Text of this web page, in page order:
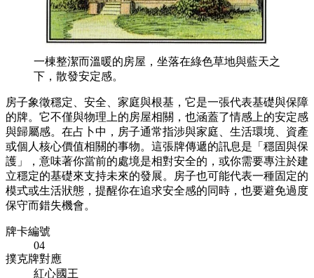
一棟整潔而溫暖的房屋，坐落在綠色草地與藍天之
下，散發安定感。
房子象徵穩定、安全、家庭與根基，它是一張代表基礎與保障
的牌。它不僅與物理上的房屋相關，也涵蓋了情感上的安定感
與歸屬感。在占卜中，房子通常指涉與家庭、生活環境、資產
或個人核心價值相關的事物。這張牌傳遞的訊息是「穩固與保
護」，意味著你當前的處境是相對安全的，或你需要專注於建
立穩定的基礎來支持未來的發展。房子也可能代表一種固定的
模式或生活狀態，提醒你在追求安全感的同時，也要避免過度
保守而錯失機會。
牌卡編號
04
撲克牌對應
紅心國王